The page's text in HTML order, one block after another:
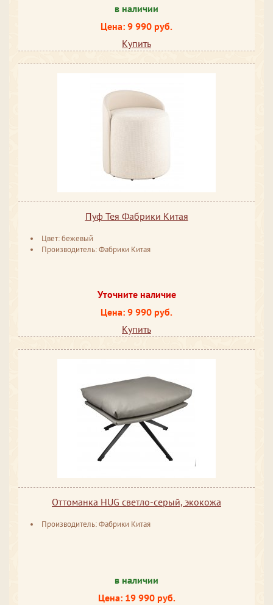
в наличии
Цена: 9 990 руб.
Купить
Пуф Тея Фабрики Китая
Цвет: бежевый
Производитель: Фабрики Китая
Уточните наличие
Цена: 9 990 руб.
Купить
Оттоманка HUG светло-серый, экокожа
Производитель: Фабрики Китая
в наличии
Цена: 19 990 руб.